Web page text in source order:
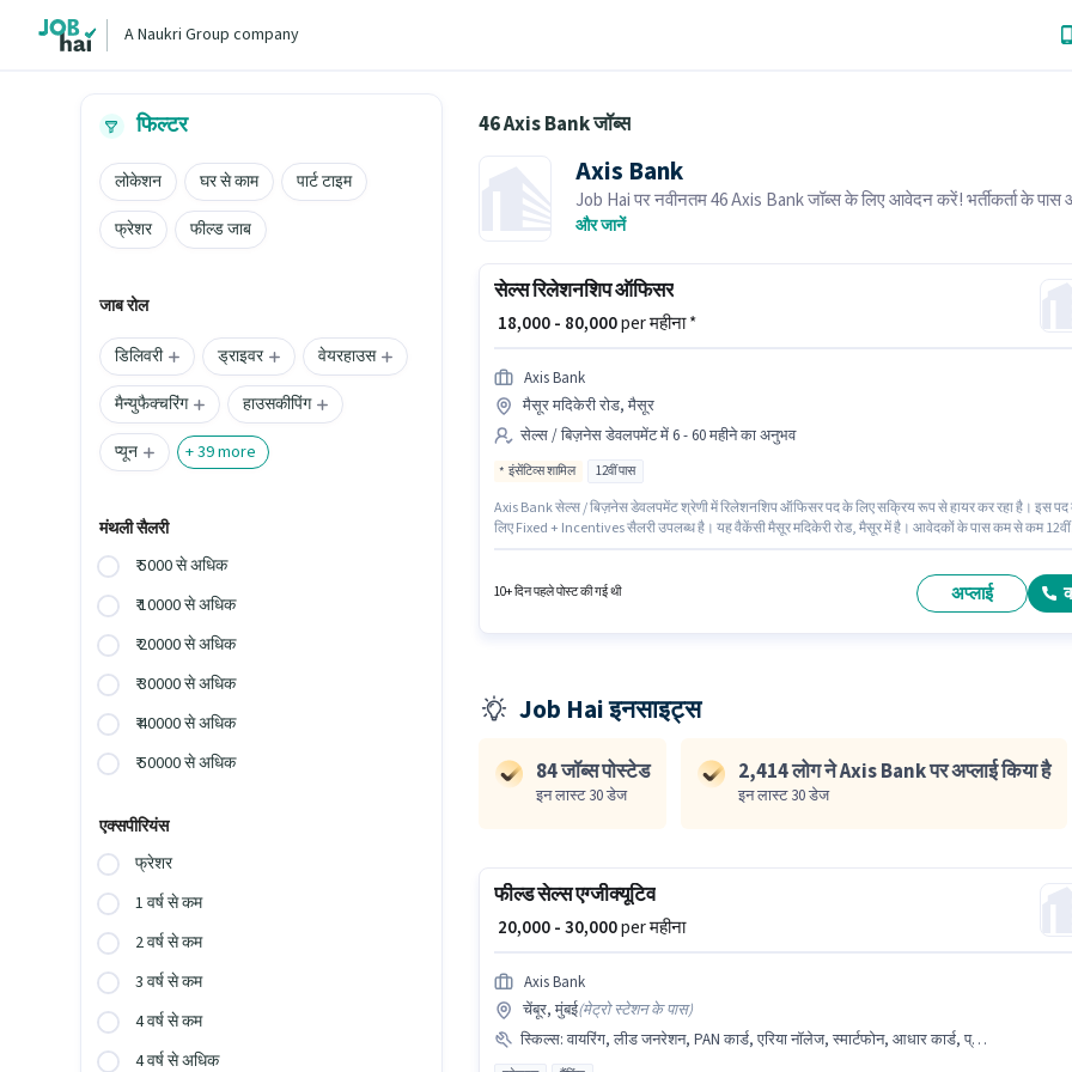
A Naukri Group company
फिल्टर
लोकेशन घर से काम
पार्ट टाइम
फ्रेशर
फील्ड जाब
जाब रोल
डिलिवरी ड्राइवर
वेयरहाउस
मैन्युफैक्चरिंग
हाउसकीपिंग
प्यून
+39more
मंथली सैलरी
₹ 5000 से अधिक
₹ 10000 से अधिक
₹ 20000 से अधिक
₹ 30000 से अधिक
₹ 40000 से अधिक
₹ 50000 से अधिक
एक्सपीरियंस
फ्रेशर
1 वर्ष से कम
2 वर्ष से कम
3 वर्ष से कम
4 वर्ष से कम
4 वर्ष से अधिक
46 Axis Bank जॉब्स
Axis Bank
Job Hai पर नवीनतम 46 Axis Bank जॉब्स के लिए आवेदन करें! भर्तीकर्ता के
क्षेत्र में तत्काल रिक्तियां हैं।
और जानें
सेल्स रिलेशनशिप ऑफिसर
₹ 18,000 - 80,000per महीना *
Axis Bank
मैसूर मदिकेरी रोड, मैसूर
सेल्स / बिज़नेस डेवलपमेंट में 6 - 60 महीने का अनुभव
इंसेंटिव्स शामिल 12वीं पास
Axis Bank सेल्स / बिज़नेस डेवलपमेंट श्रेणी में रिलेशनशिप ऑफिसर पद के लिए सक्रिय रूप से हायर कर रहा है। इस
लिए Fixed + Incentives सैलरी उपलब्ध है। यह वैकेंसी मैसूर मदिकेरी रोड, मैसूर में है। आवेदकों के पास कम से कम 12वीं
10+ दिन पहले पोस्ट की गई थी अप्लाई
Job Hai इनसाइट्स
84 जॉब्स पोस्टेड
इन लास्ट 30 डेज
2,414 लोग ने Axis Bank पर अप्लाई किया है
इन लास्ट 30 डेज
फील्ड सेल्स एग्जीक्यूटिव
₹ 20,000 - 30,000per महीना
Axis Bank
चेंबूर, मुंबई(मेट्रो स्टेशन के पास)
स्किल्स: वायरिंग, लीड जनरेशन, PAN कार्ड, एरिया नॉलेज, स्मार्टफोन, आधार कार्ड, प्रोडक्ट डेमो